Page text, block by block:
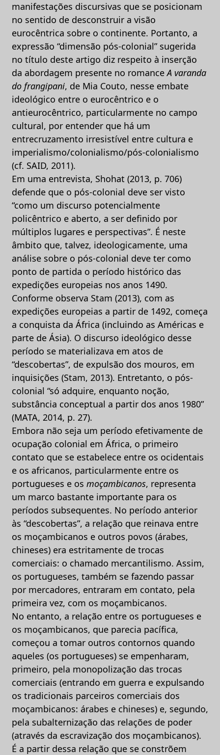
manifestações discursivas que se posicionam
no sentido de desconstruir a visão
eurocêntrica sobre o continente. Portanto, a
expressão “dimensão pós-colonial” sugerida
no título deste artigo diz respeito à inserção
da abordagem presente no romanceA varanda
do frangipani, de Mia Couto, nesse embate
ideológico entre o eurocêntrico e o
antieurocêntrico, particularmente no campo
cultural, por entender que há um
entrecruzamento irresistível entre cultura e
imperialismo/colonialismo/pós-colonialismo
(cf. SAID, 2011).
Em uma entrevista, Shohat (2013, p. 706)
defende que o pós-colonial deve ser visto
“como um discurso potencialmente
policêntrico e aberto, a ser definido por
múltiplos lugares e perspectivas”. É neste
âmbito que, talvez, ideologicamente, uma
análise sobre o pós-colonial deve ter como
ponto de partida o período histórico das
expedições europeias nos anos 1490.
Conforme observa Stam (2013), com as
expedições europeias a partir de 1492, começa
a conquista da África (incluindo as Américas e
parte de Ásia). O discurso ideológico desse
período se materializava em atos de
“descobertas”, de expulsão dos mouros, em
inquisições (Stam, 2013). Entretanto, o pós-
colonial “só adquire, enquanto noção,
substância conceptual a partir dos anos 1980”
(MATA, 2014, p. 27).
Embora não seja um período efetivamente de
ocupação colonial em África, o primeiro
contato que se estabelece entre os ocidentais
e os africanos, particularmente entre os
portugueses e os moçambicanos, representa
um marco bastante importante para os
períodos subsequentes. No período anterior
às “descobertas”, a relação que reinava entre
os moçambicanos e outros povos (árabes,
chineses) era estritamente de trocas
comerciais: o chamado mercantilismo. Assim,
os portugueses, também se fazendo passar
por mercadores, entraram em contato, pela
primeira vez, com os moçambicanos.
No entanto, a relação entre os portugueses e
os moçambicanos, que parecia pacífica,
começou a tomar outros contornos quando
aqueles (os portugueses) se empenharam,
primeiro, pela monopolização das trocas
comerciais (entrando em guerra e expulsando
os tradicionais parceiros comerciais dos
moçambicanos: árabes e chineses) e, segundo,
pela subalternização das relações de poder
(através da escravização dos moçambicanos).
É a partir dessa relação que se constrõem